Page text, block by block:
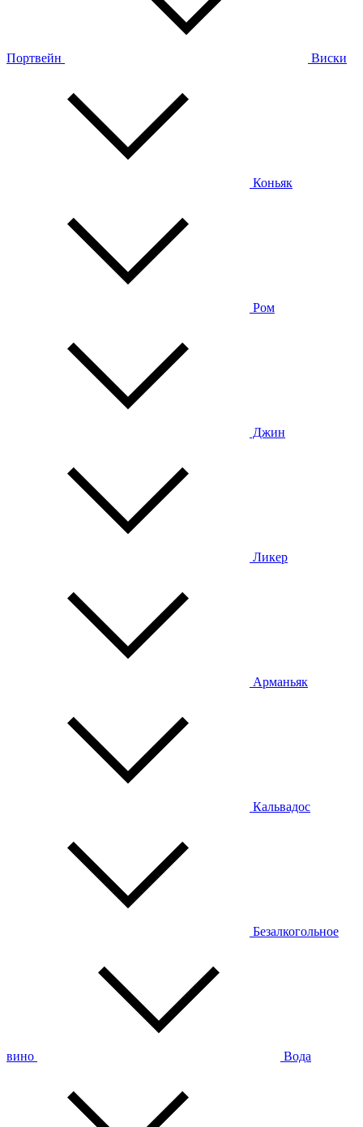
Портвейн Виски
Коньяк
Ром
Джин
Ликер
Арманьяк
Кальвадос
Безалкогольное
вино Вода